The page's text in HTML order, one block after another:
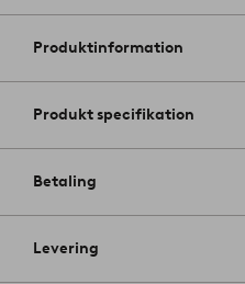
Produktinformation
Produkt specifikation
Betaling
Levering